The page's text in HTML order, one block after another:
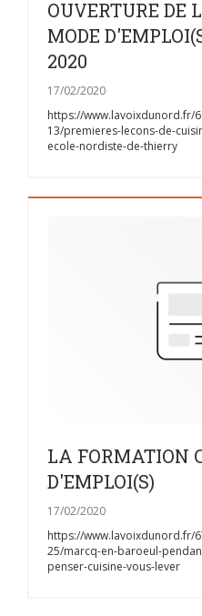
OUVERTURE DE
MODE
2020
17/02/2020
https://www.lavoixdunord.fr/
13/premieres-lecons-de-
ecole-nordiste-de-thierry
LA FORMATION
D'EMPLOI(S)
17/02/2020
https://www.lavoixdunord.fr/
25/marcq-en-baroeul-
penser-cuisine-vous-lever